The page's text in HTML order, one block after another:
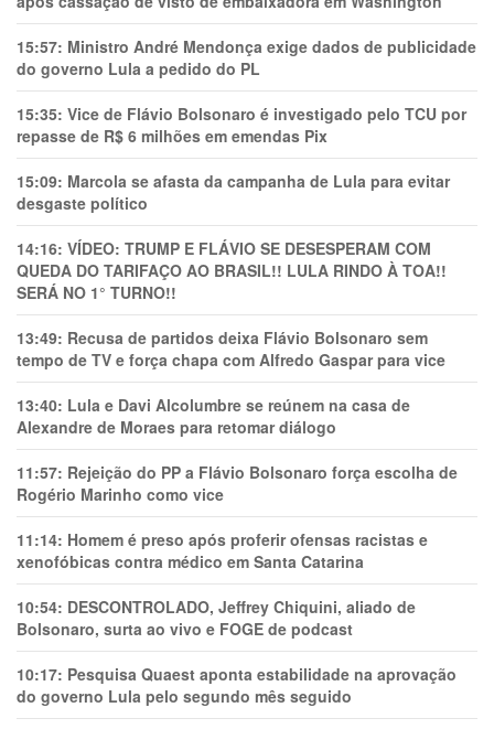
15:57: Ministro André Mendonça exige dados de publicidade
do governo Lula a pedido do PL
15:35: Vice de Flávio Bolsonaro é investigado pelo TCU por
repasse de R$ 6 milhões em emendas Pix
15:09: Marcola se afasta da campanha de Lula para evitar
desgaste político
14:16: VÍDEO: TRUMP E FLÁVIO SE DESESPERAM COM
QUEDA DO TARIFAÇO AO BRASIL!! LULA RINDO À TOA!!
SERÁ NO 1° TURNO!!
13:49: Recusa de partidos deixa Flávio Bolsonaro sem
tempo de TV e força chapa com Alfredo Gaspar para vice
13:40: Lula e Davi Alcolumbre se reúnem na casa de
Alexandre de Moraes para retomar diálogo
11:57: Rejeição do PP a Flávio Bolsonaro força escolha de
Rogério Marinho como vice
11:14: Homem é preso após proferir ofensas racistas e
xenofóbicas contra médico em Santa Catarina
10:54: DESCONTROLADO, Jeffrey Chiquini, aliado de
Bolsonaro, surta ao vivo e FOGE de podcast
10:17: Pesquisa Quaest aponta estabilidade na aprovação
do governo Lula pelo segundo mês seguido